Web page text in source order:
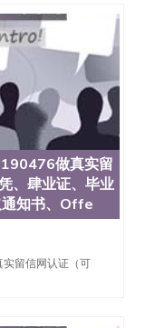
作QQ微信
551190476国
国外毕业证价
信551190476
办国外可
凭可信吗QQ
QQ微信
如何
凭认证办理
Jose State
立于1857
之一，也是美
San Jose中
尼亚州的著
，全美名列前
，杰出的本科
美50强公立综
做真实留
、肆业证、毕业
通知书、Offe
留信网认证（可